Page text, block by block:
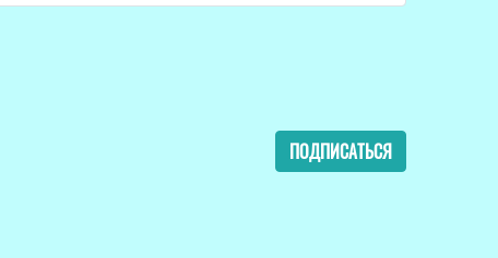
ПОДПИСАТЬСЯ